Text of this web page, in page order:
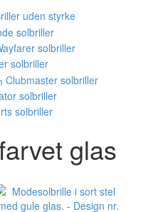
uden styrke
solbriller
solbriller
solbriller
Clubmaster solbriller
solbriller
solbriller
glas